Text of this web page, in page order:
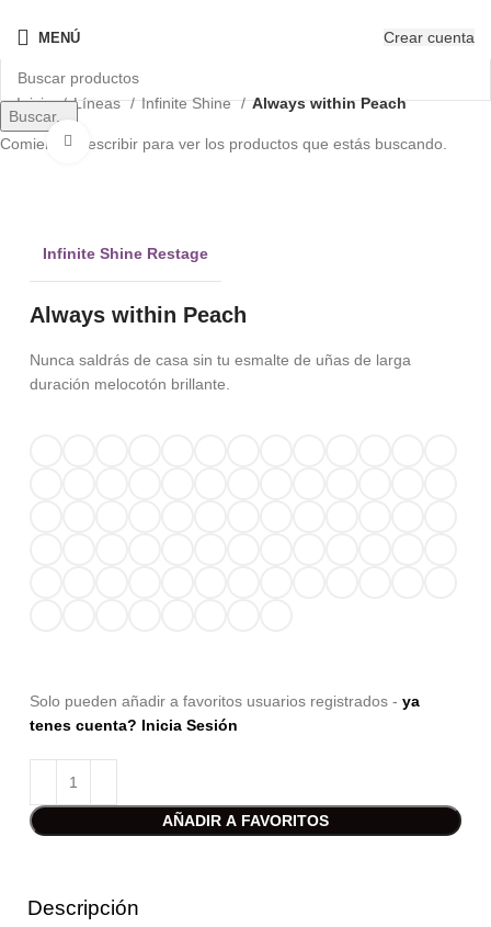
MENÚ Crear cuenta
Inicio Líneas Infinite Shine Always within Peach
Clic para ampliar
Infinite Shine Restage
Always within Peach
Nunca saldrás de casa sin tu esmalte de uñas de larga
duración melocotón brillante.
Solo pueden añadir a favoritos usuarios registrados - ya
tenes cuenta? Inicia Sesión
AÑADIR A FAVORITOS
Descripción
Buscar...
Comienza a escribir para ver los productos que estás buscando.